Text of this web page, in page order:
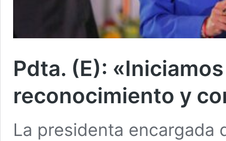
Pdta. (E):
reconocimiento y
La presidenta encargada